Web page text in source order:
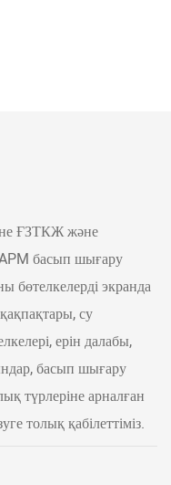
ҒЗТКЖ және
басып шығару
бөтелкелерді экранда
су
ерін далабы,
басып шығару
түрлеріне арналған
толық қабілеттіміз.